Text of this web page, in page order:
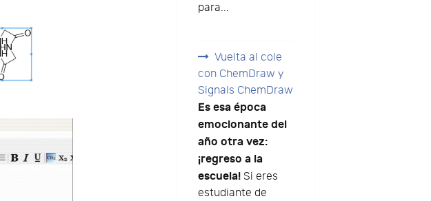
para...
Vuelta al cole
con ChemDraw y
Signals ChemDraw
Es esa época
emocionante del
año otra vez:
¡regreso a la
escuela!Si eres
estudiante de